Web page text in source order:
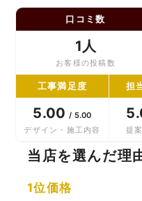
口コミ数
1人
お客様の投稿数
工事満足度
5.00/ 5.00
デザイン・施工内容
担
提
当店を選んだ理
1位価格